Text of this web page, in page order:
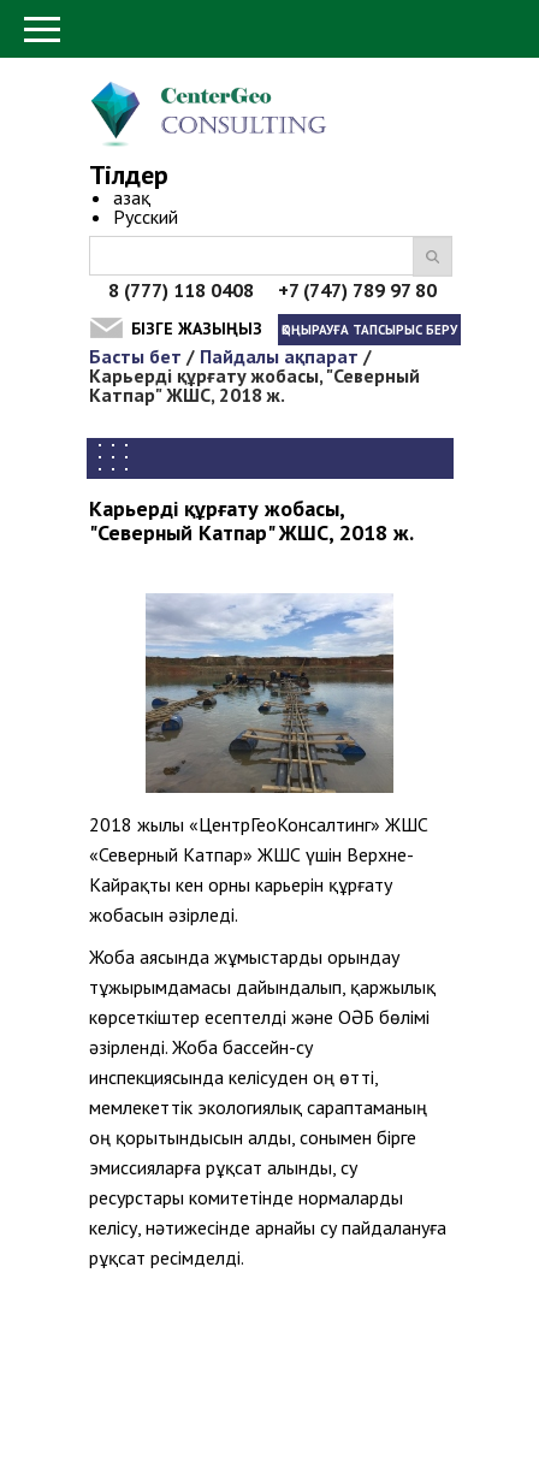
Тілдер
Қазақ
Русский
8 (777) 118 0408 +7 (747) 789 97 80
БІЗГЕ ЖАЗЫҢЫЗ ҚОҢЫРАУҒА ТАПСЫРЫС БЕРУ
You are here
Басты бет / Пайдалы ақпарат /
Карьерді құрғату жобасы, "Северный
Катпар" ЖШС, 2018 ж.
Карьерді құрғату жобасы,
"Северный Катпар" ЖШС, 2018 ж.
2018 жылы «ЦентрГеоКонсалтинг» ЖШС
«Северный Катпар» ЖШС үшін Верхне-
Кайрақты кен орны карьерін құрғату
жобасын әзірледі.
Жоба аясында жұмыстарды орындау
тұжырымдамасы дайындалып, қаржылық
көрсеткіштер есептелді және ҚОӘБ бөлімі
әзірленді. Жоба бассейн-су
инспекциясында келісуден оң өтті,
мемлекеттік экологиялық сараптаманың
оң қорытындысын алды, сонымен бірге
эмиссияларға рұқсат алынды, су
ресурстары комитетінде нормаларды
келісу, нәтижесінде арнайы су пайдалануға
рұқсат ресімделді.